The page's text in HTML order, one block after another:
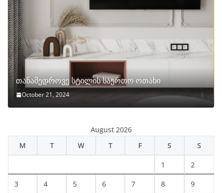
თანამედროვე სტილის საერთო ოთახი
October 21, 2024
August 2026
M
T W T F S S
1 2
3 4 5 6 7 8 9